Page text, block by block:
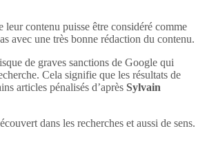
leur contenu puisse être considéré comme
avec une très bonne rédaction du contenu.
de graves sanctions de Google qui
Cela signifie que les résultats de
articles pénalisés d’après Sylvain
dans les recherches et aussi de sens.